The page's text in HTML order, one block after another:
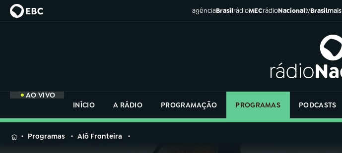
agênciaBrasilrádioMECrádioNacionaltvBrasilmais
AO VIVO
INÍCIO
A RÁDIO PROGRAMAÇÃO PROGRAMAS PODCASTS
MENUProgramas Alô Fronteira